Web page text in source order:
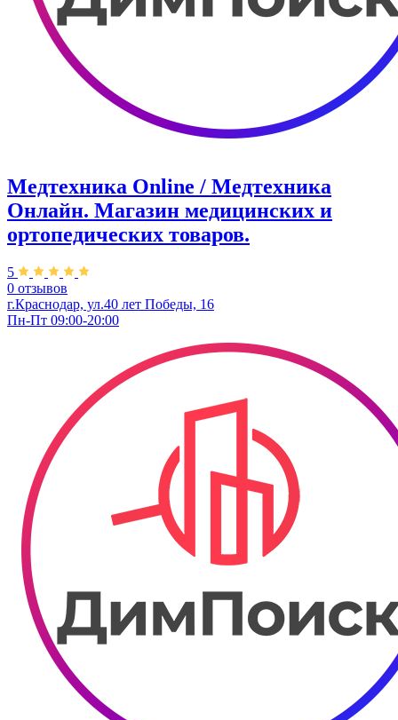
Медтехника Online / Медтехника
Онлайн. Магазин медицинских и
ортопедических товаров.
5
0 отзывов
г.Краснодар, ул.​40 лет Победы, 16
Пн-Пт 09:00-20:00